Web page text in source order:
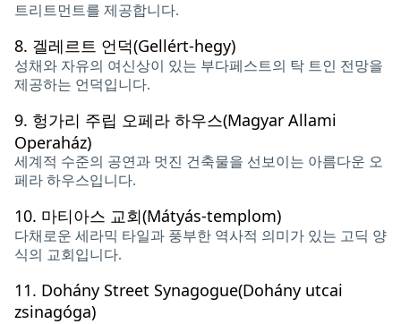
트리트먼트를 제공합니다.
8. 겔레르트 언덕(Gellért-hegy)
성채와 자유의 여신상이 있는 부다페스트의 탁 트인 전망을
제공하는 언덕입니다.
9. 헝가리 주립 오페라 하우스(Magyar Allami
Operaház)
세계적 수준의 공연과 멋진 건축물을 선보이는 아름다운 오
페라 하우스입니다.
10. 마티아스 교회(Mátyás-templom)
다채로운 세라믹 타일과 풍부한 역사적 의미가 있는 고딕 양
식의 교회입니다.
11. Dohány Street Synagogue(Dohány utcai
zsinagóga)